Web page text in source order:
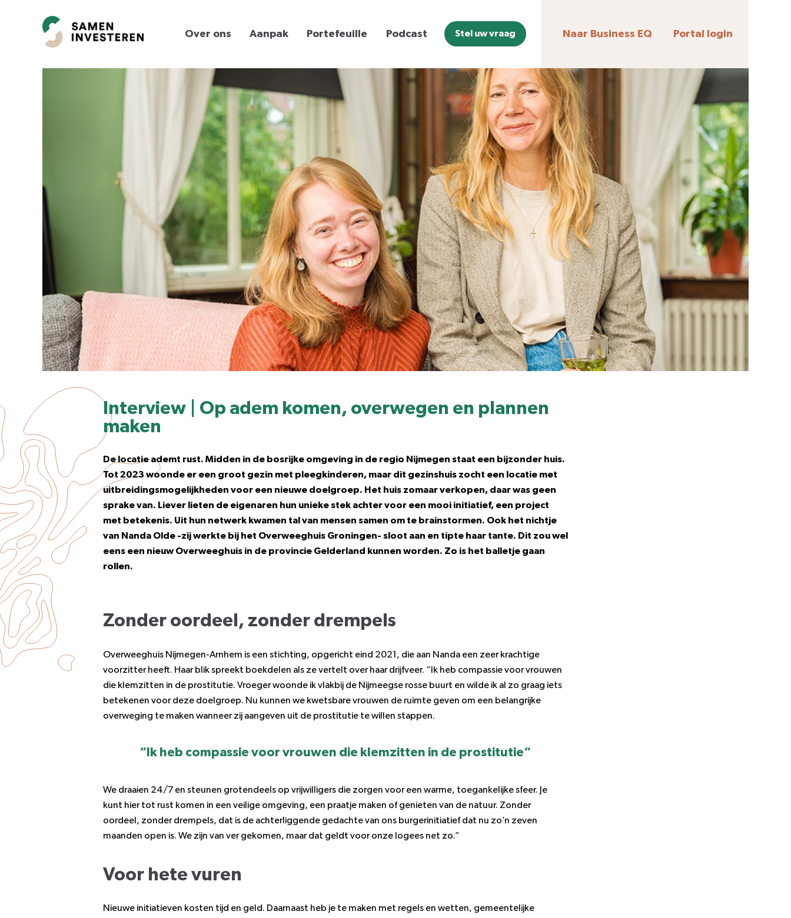
Over ons Aanpak Portefeuille Podcast Stel uw vraag Naar Business EQ Portal login
Interview | Op adem komen, overwegen en plannen
maken
De locatie ademt rust. Midden in de bosrijke omgeving in de regio Nijmegen staat een bijzonder huis.
Tot 2023 woonde er een groot gezin met pleegkinderen, maar dit gezinshuis zocht een locatie met
uitbreidingsmogelijkheden voor een nieuwe doelgroep. Het huis zomaar verkopen, daar was geen
sprake van. Liever lieten de eigenaren hun unieke stek achter voor een mooi initiatief, een project
met betekenis. Uit hun netwerk kwamen tal van mensen samen om te brainstormen. Ook het nichtje
van Nanda Olde -zij werkte bij het Overweeghuis Groningen- sloot aan en tipte haar tante. Dit zou wel
eens een nieuw Overweeghuis in de provincie Gelderland kunnen worden. Zo is het balletje gaan
rollen.
Zonder oordeel, zonder drempels
Overweeghuis Nijmegen-Arnhem is een stichting, opgericht eind 2021, die aan Nanda een zeer krachtige
voorzitter heeft. Haar blik spreekt boekdelen als ze vertelt over haar drijfveer. “Ik heb compassie voor vrouwen
die klemzitten in de prostitutie. Vroeger woonde ik vlakbij de Nijmeegse rosse buurt en wilde ik al zo graag iets
betekenen voor deze doelgroep. Nu kunnen we kwetsbare vrouwen de ruimte geven om een belangrijke
overweging te maken wanneer zij aangeven uit de prostitutie te willen stappen.
“Ik heb compassie voor vrouwen die klemzitten in de prostitutie“
We draaien 24/7 en steunen grotendeels op vrijwilligers die zorgen voor een warme, toegankelijke sfeer. Je
kunt hier tot rust komen in een veilige omgeving, een praatje maken of genieten van de natuur. Zonder
oordeel, zonder drempels, dat is de achterliggende gedachte van ons burgerinitiatief dat nu zo’n zeven
maanden open is. We zijn van ver gekomen, maar dat geldt voor onze logees net zo.”
Voor hete vuren
Nieuwe initiatieven kosten tijd en geld. Daarnaast heb je te maken met regels en wetten, gemeentelijke